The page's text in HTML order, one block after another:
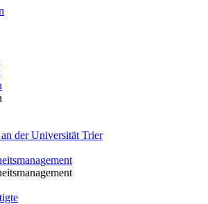
der Universität Trier